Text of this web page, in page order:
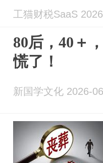
工猫财税SaaS
80后，40＋
慌了！
新国学文化 2026-